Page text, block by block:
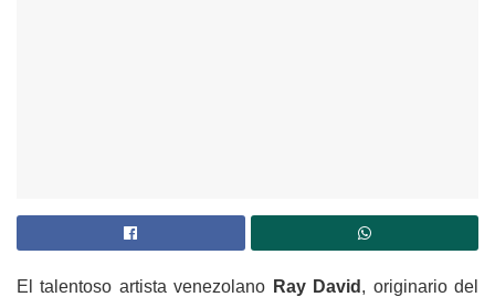
El talentoso artista venezolano Ray David , originario del